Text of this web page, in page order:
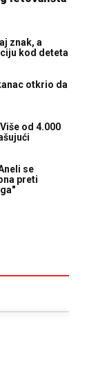
znak, a
kod deteta
otkrio da
od 4.000
se
preti